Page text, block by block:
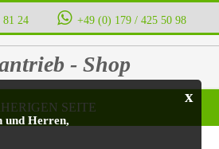
81 24 ‭ ‭ ‭ ‭ +49 (0) 179 / 425 50 98
- Shop
x
und Herren,
SEITE